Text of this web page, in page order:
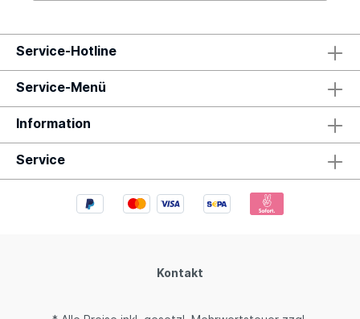
Service-Hotline
Service-Menü
Information
Service
Kontakt